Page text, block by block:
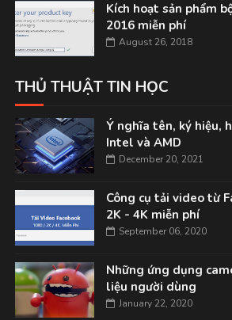
Kích hoạt sản phẩm
2016 miễn phí
August 26, 2018
THỦ THUẬT TIN HỌC
Ý nghĩa tên, ký hiệu,
Intel và AMD
December 20, 2021
Công cụ tải video từ
2K - 4K miễn phí
September 06, 2020
Những ứng dụng
liệu người dùng
January 22, 2020